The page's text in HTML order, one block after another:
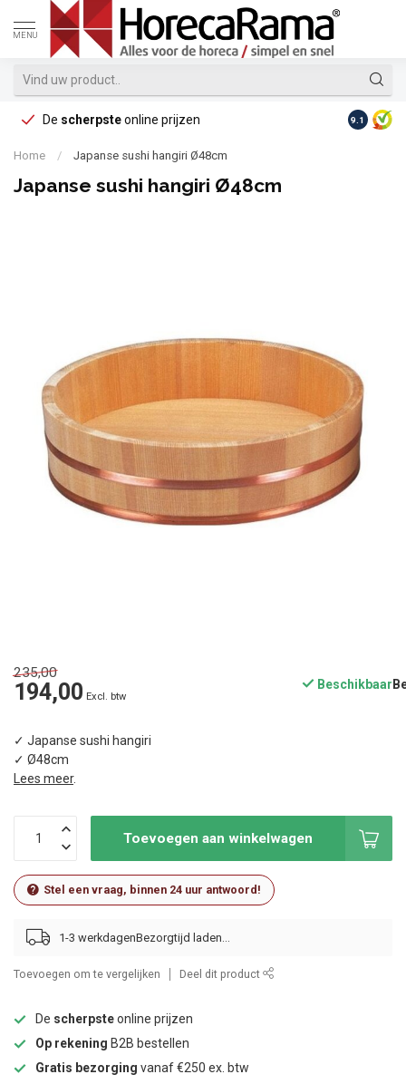
MENU
De scherpsteonline prijzen Op
9.1
Home / Japanse sushi hangiri Ø48cm
Japanse sushi hangiri Ø48cm
235,00
194,00 Excl. btw
Beschikbaar
✓ Japanse sushi hangiri
✓ Ø48cm
Lees meer.
Toevoegen aan winkelwagen
Stel een vraag, binnen 24 uur antwoord!
1-3 werkdagen
Toevoegen om te vergelijken Deel dit product
De scherpsteonline prijzen
Op rekening B2B bestellen
Gratis bezorging vanaf €250 ex. btw